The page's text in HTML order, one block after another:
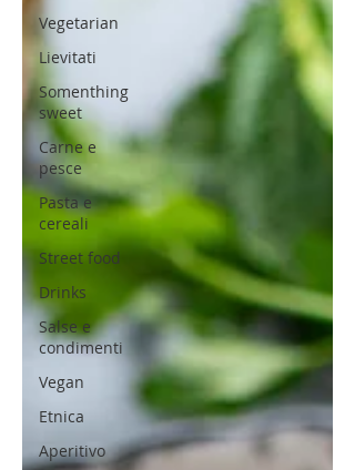
Vegetarian
Lievitati
Somenthing
sweet
Carne e
pesce
Pasta e
cereali
Street food
Drinks
Salse e
condimenti
Vegan
Etnica
Aperitivo